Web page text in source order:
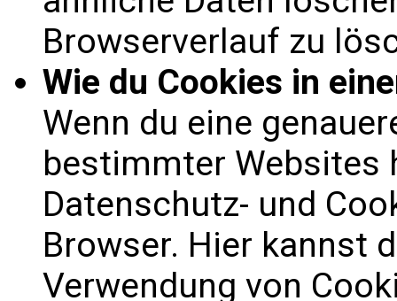
Browserverlauf zu
Wie du Cookies in
Wenn du eine
bestimmter Websites
Datenschutz- und
Browser. Hier kannst
Verwendung von